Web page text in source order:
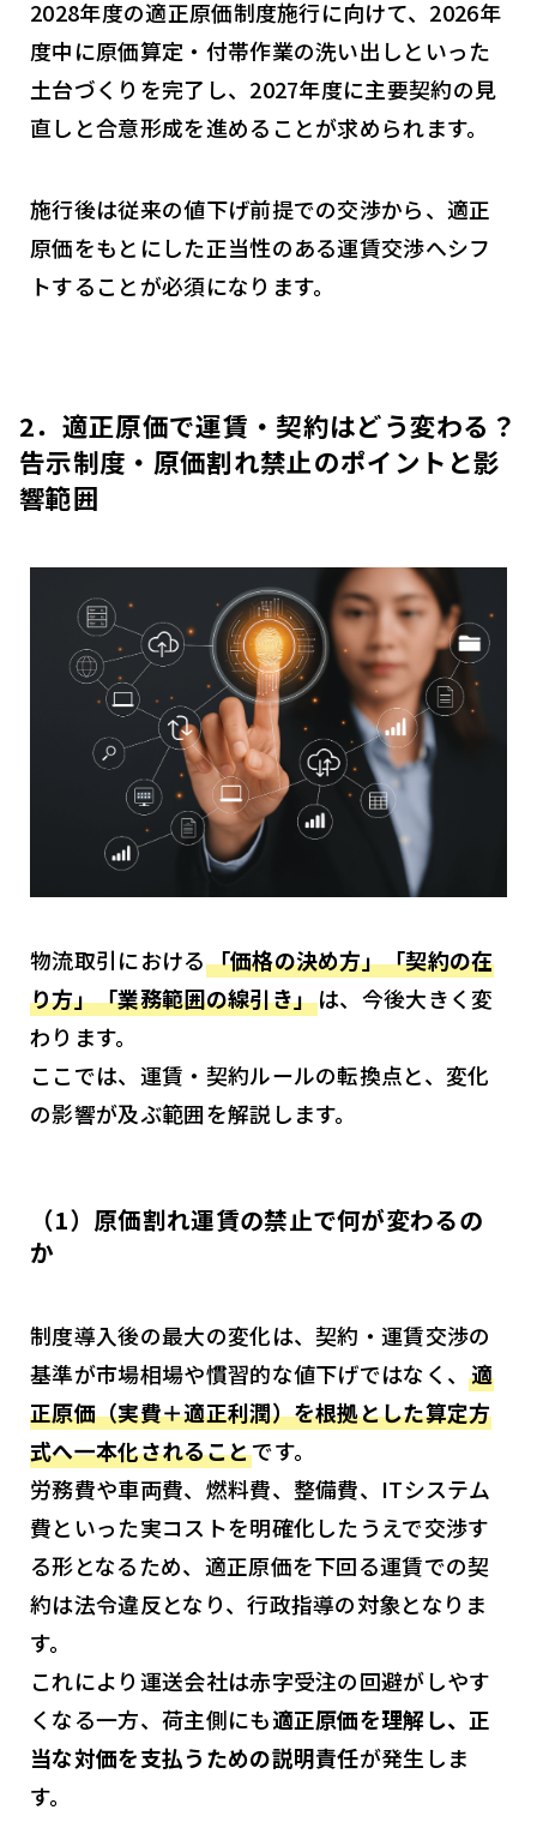
2028年度の適正原価制度施行に向けて、2026年
度中に原価算定・付帯作業の洗い出しといった
土台づくりを完了し、2027年度に主要契約の見
直しと合意形成を進めることが求められます。
施行後は従来の値下げ前提での交渉から、適正
原価をもとにした正当性のある運賃交渉へシフ
トすることが必須になります。
2．適正原価で運賃・契約はどう変わる？
告示制度・原価割れ禁止のポイントと影
響範囲
物流取引における「価格の決め方」「契約の在
り方」「業務範囲の線引き」は、今後大きく変
わります。
ここでは、運賃・契約ルールの転換点と、変化
の影響が及ぶ範囲を解説します。
（1）原価割れ運賃の禁止で何が変わるの
か
制度導入後の最大の変化は、契約・運賃交渉の
基準が市場相場や慣習的な値下げではなく、適
正原価（実費＋適正利潤）を根拠とした算定方
式へ一本化されることです。
労務費や車両費、燃料費、整備費、ITシステム
費といった実コストを明確化したうえで交渉す
る形となるため、適正原価を下回る運賃での契
約は法令違反となり、行政指導の対象となりま
す。
これにより運送会社は赤字受注の回避がしやす
くなる一方、荷主側にも適正原価を理解し、正
当な対価を支払うための説明責任が発生しま
す。